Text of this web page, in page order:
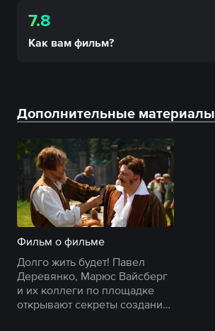
7.8
Как вам фильм?
Дополнительные материалы
Фильм о фильме
Долго жить будет! Павел
Деревянко, Марюс Вайсберг
и их коллеги по площадке
открывают секреты создания